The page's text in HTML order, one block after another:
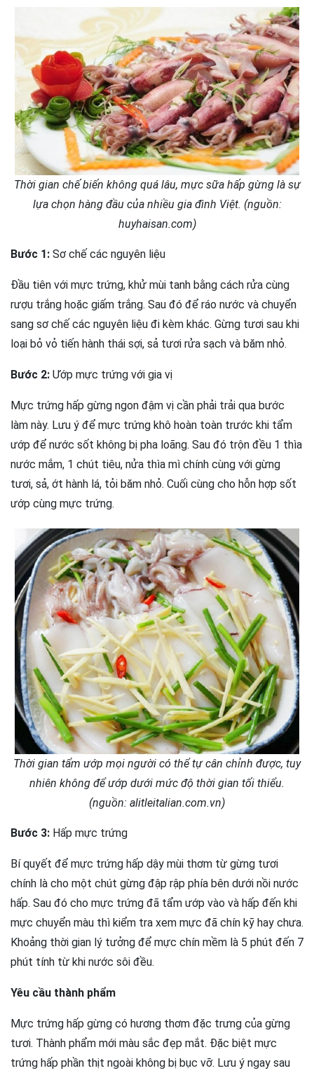
Thời gian chế biến không quá lâu, mực sữa hấp gừng là sự
lựa chọn hàng đầu của nhiều gia đình Việt. (nguồn:
huyhaisan.com)
Bước 1: Sơ chế các nguyên liệu
Đầu tiên với mực trứng, khử mùi tanh bằng cách rửa cùng
rượu trắng hoặc giấm trắng. Sau đó để ráo nước và chuyển
sang sơ chế các nguyên liệu đi kèm khác. Gừng tươi sau khi
loại bỏ vỏ tiến hành thái sợi, sả tươi rửa sạch và băm nhỏ.
Bước 2: Ướp mực trứng với gia vị
Mực trứng hấp gừng ngon đậm vị cần phải trải qua bước
làm này. Lưu ý để mực trứng khô hoàn toàn trước khi tẩm
ướp để nước sốt không bị pha loãng. Sau đó trộn đều 1 thìa
nước mắm, 1 chút tiêu, nửa thìa mì chính cùng với gừng
tươi, sả, ớt hành lá, tỏi băm nhỏ. Cuối cùng cho hỗn hợp sốt
ướp cùng mực trứng.
Thời gian tẩm ướp mọi người có thể tự cân chỉnh được, tuy
nhiên không để ướp dưới mức độ thời gian tối thiểu.
(nguồn: alitleitalian.com.vn)
Bước 3: Hấp mực trứng
Bí quyết để mực trứng hấp dậy mùi thơm từ gừng tươi
chính là cho một chút gừng đập rập phía bên dưới nồi nước
hấp. Sau đó cho mực trứng đã tẩm ướp vào và hấp đến khi
mực chuyển màu thì kiểm tra xem mực đã chín kỹ hay chưa.
Khoảng thời gian lý tưởng để mực chín mềm là 5 phút đến 7
phút tính từ khi nước sôi đều.
Yêu cầu thành phẩm
Mực trứng hấp gừng có hương thơm đặc trưng của gừng
tươi. Thành phẩm mới màu sắc đẹp mắt. Đặc biệt mực
trứng hấp phần thịt ngoài không bị bục vỡ. Lưu ý ngay sau